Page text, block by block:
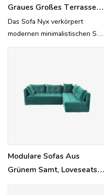
Graues Großes Terrassen-
Ecksofa-Set MG822
Das Sofa Nyx verkörpert
modernen minimalistischen Stil
und höchsten Komfort als
Modulare Sofas Aus
Grünem Samt, Loveseats
Für Das Wohnzimmer